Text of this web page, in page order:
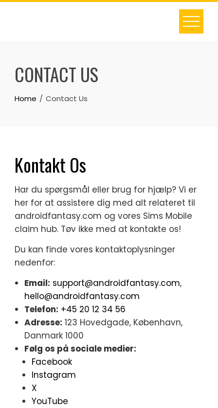
Skip
CONTACT US
Home Contact Us
Kontakt Os
Har du spørgsmål eller brug for hjælp? Vi er
her for at assistere dig med alt relateret til
androidfantasy.com og vores Sims Mobile
claim hub. Tøv ikke med at kontakte os!
Du kan finde vores kontaktoplysninger
nedenfor:
Email: support@androidfantasy.com,
hello@androidfantasy.com
Telefon: +45 20 12 34 56
Adresse: 123 Hovedgade, København,
Danmark 1000
Følg os på sociale medier:
Facebook
Instagram
X
YouTube